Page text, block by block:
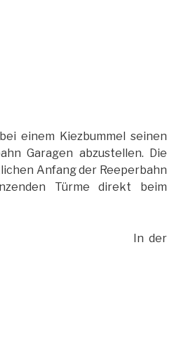
einem Kiezbummel seinen
Garagen abzustellen. Die
Anfang der Reeperbahn
Türme direkt beim
In der